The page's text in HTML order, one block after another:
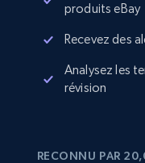
produits eBay
Recevez des
Analysez les
révision
RECONNU PAR